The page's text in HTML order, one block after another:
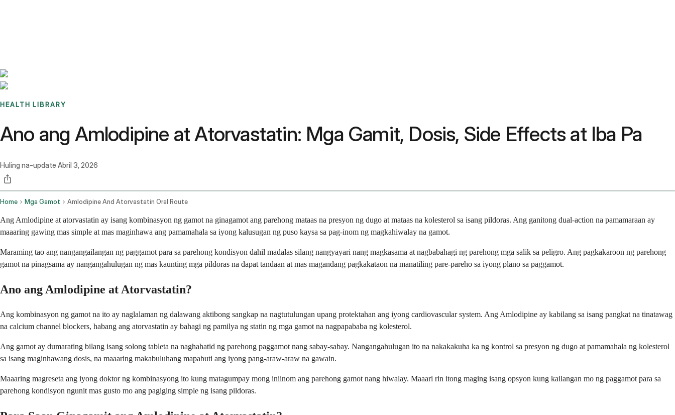
HEALTH LIBRARY
Ano ang Amlodipine at Atorvastatin: Mga Gamit, Dosis, Side Effects at Iba Pa
Huling na-update Abril 3, 2026
Home Mga Gamot Amlodipine And Atorvastatin Oral Route
Ang Amlodipine at atorvastatin ay isang kombinasyon ng gamot na ginagamot ang parehong mataas na presyon ng dugo at mataas na kolesterol sa isang pildoras. Ang ganitong dual-action na pamamaraan ay
maaaring gawing mas simple at mas maginhawa ang pamamahala sa iyong kalusugan ng puso kaysa sa pag-inom ng magkahiwalay na gamot.
Maraming tao ang nangangailangan ng paggamot para sa parehong kondisyon dahil madalas silang nangyayari nang magkasama at nagbabahagi ng parehong mga salik sa peligro. Ang pagkakaroon ng parehong
gamot na pinagsama ay nangangahulugan ng mas kaunting mga pildoras na dapat tandaan at mas magandang pagkakataon na manatiling pare-pareho sa iyong plano sa paggamot.
Ano ang Amlodipine at Atorvastatin?
Ang kombinasyon ng gamot na ito ay naglalaman ng dalawang aktibong sangkap na nagtutulungan upang protektahan ang iyong cardiovascular system. Ang Amlodipine ay kabilang sa isang pangkat na tinatawag
na calcium channel blockers, habang ang atorvastatin ay bahagi ng pamilya ng statin ng mga gamot na nagpapababa ng kolesterol.
Ang gamot ay dumarating bilang isang solong tableta na naghahatid ng parehong paggamot nang sabay-sabay. Nangangahulugan ito na nakakakuha ka ng kontrol sa presyon ng dugo at pamamahala ng kolesterol
sa isang maginhawang dosis, na maaaring makabuluhang mapabuti ang iyong pang-araw-araw na gawain.
Maaaring magreseta ang iyong doktor ng kombinasyong ito kung matagumpay mong iniinom ang parehong gamot nang hiwalay. Maaari rin itong maging isang opsyon kung kailangan mo ng paggamot para sa
parehong kondisyon ngunit mas gusto mo ang pagiging simple ng isang pildoras.